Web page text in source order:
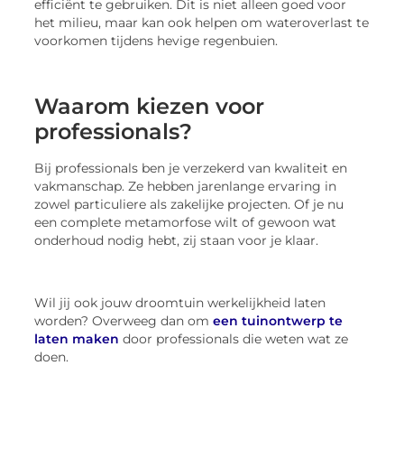
efficiënt te gebruiken. Dit is niet alleen goed voor
het milieu, maar kan ook helpen om wateroverlast te
voorkomen tijdens hevige regenbuien.
Waarom kiezen voor
professionals?
Bij professionals ben je verzekerd van kwaliteit en
vakmanschap. Ze hebben jarenlange ervaring in
zowel particuliere als zakelijke projecten. Of je nu
een complete metamorfose wilt of gewoon wat
onderhoud nodig hebt, zij staan voor je klaar.
Wil jij ook jouw droomtuin werkelijkheid laten
worden? Overweeg dan omeen tuinontwerp te
laten maken door professionals die weten wat ze
doen.